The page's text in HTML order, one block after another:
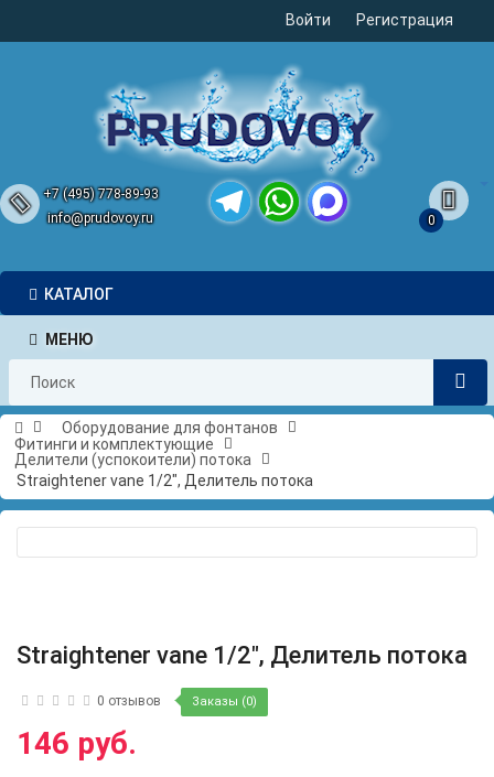
Войти Регистрация
+7 (495) 778-89-93
info@prudovoy.ru
0
КАТАЛОГ
МЕНЮ
Оборудование для фонтанов
Фитинги и комплектующие
Делители (успокоители) потока
Straightener vane 1/2", Делитель потока
Straightener vane 1/2", Делитель потока
0 отзывов Заказы (0)
146 руб.